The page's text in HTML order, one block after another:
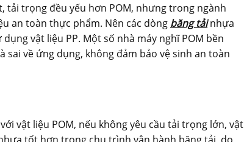
tải trọng đều yếu hơn POM, nhưng trong ngành
an toàn thực phẩm. Nên các dòng băng tảinhựa
vật liệu PP. Một số nhà máy nghĩ POM bền
sai về ứng dụng, không đảm bảo vệ sinh an toàn
vật liệu POM, nếu không yêu cầu tải trọng lớn, vật